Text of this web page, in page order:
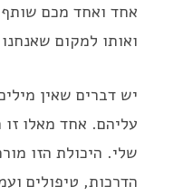
אחד ואחד מכם שותף
ואותו למקום
יש דברים שאין
עליהם. אחד מאלו
שלי. היכולת הזו
הדרכות, טיפולים